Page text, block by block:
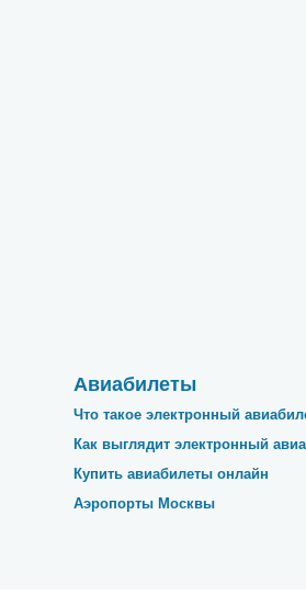
Авиабилеты
Что такое электронный
Как выглядит электронный
Купить авиабилеты онлайн
Аэропорты Москвы